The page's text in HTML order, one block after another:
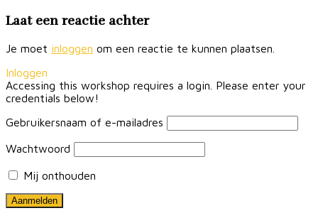
Laat een reactie achter
Je moet inloggen om een reactie te kunnen plaatsen.
Inloggen
Accessing this workshop requires a login. Please enter your
credentials below!
Gebruikersnaam of e-mailadres
Wachtwoord
Mij onthouden